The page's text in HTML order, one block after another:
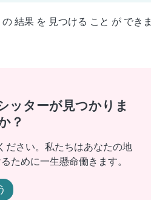
結果 を 見つける こと が できま
ッターが見つかりま
？
ださい。私たちはあなたの地
ために一生懸命働きます。